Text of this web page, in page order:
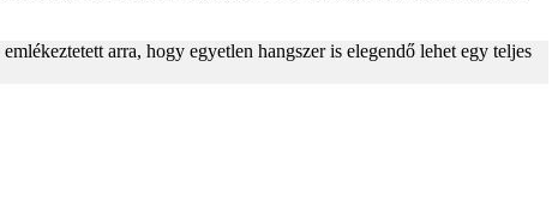
arra, hogy egyetlen hangszer is elegendő lehet egy teljes